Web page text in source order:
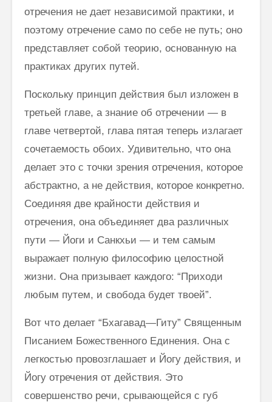
отречения не дает независимой практики, и
поэтому отречение само по себе не путь; оно
представляет собой теорию, основанную на
практиках других путей.
Поскольку принцип действия был изложен в
третьей главе, а знание об отречении — в
главе четвертой, глава пятая теперь излагает
сочета­емость обоих. Удивительно, что она
делает это с точки зрения отречения, которое
абстрактно, а не действия, которое конкретно.
Соединяя две крайности действия и
отречения, она объединяет два различных
пути — Йоги и Санкхьи — и тем самым
выражает полную философию целостной
жизни. Она призывает каждого: “Приходи
любым путем, и свобода будет твоей”.
Вот что делает “Бхагавад—Гиту” Священным
Писанием Божественного Единения. Она с
легкостью провозглашает и Йогу действия, и
Йогу от­речения от действия. Это
совершенство речи, срывающейся с губ